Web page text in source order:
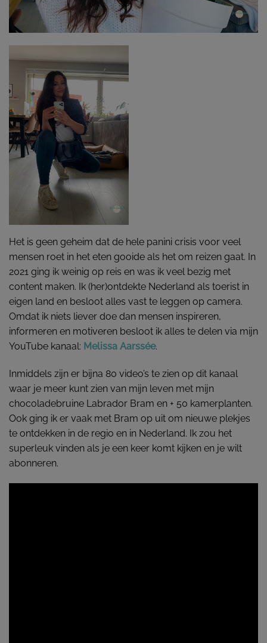
Het is geen geheim dat de hele panini crisis voor veel
mensen roet in het eten gooide als het om reizen gaat. In
2021 ging ik weinig op reis en was ik veel bezig met
content maken. Ik (her)ontdekte Nederland als toerist in
eigen land en besloot alles vast te leggen op camera.
Omdat ik niets liever doe dan mensen inspireren,
informeren en motiveren besloot ik alles te delen via mijn
YouTube kanaal: Melissa Aarssée.
Inmiddels zijn er bijna 80 video’s te zien op dit kanaal
waar je meer kunt zien van mijn leven met mijn
chocoladebruine Labrador Bram en + 50 kamerplanten.
Ook ging ik er vaak met Bram op uit om nieuwe plekjes
te ontdekken in de regio en in Nederland. Ik zou het
superleuk vinden als je een keer komt kijken en je wilt
abonneren.